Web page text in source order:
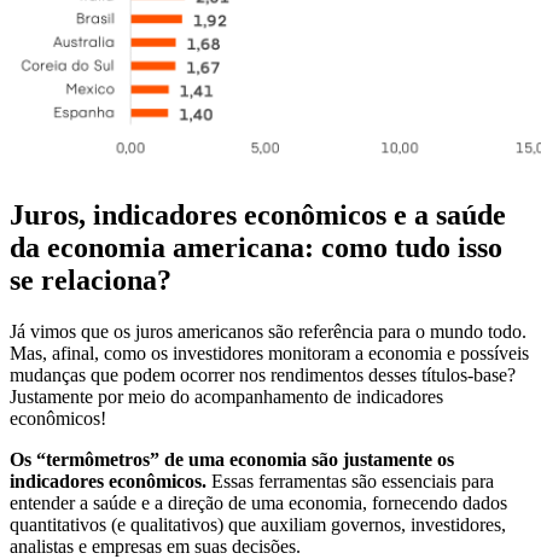
Juros, indicadores econômicos e a saúde
da economia americana: como tudo isso
se relaciona?
Já vimos que os juros americanos são referência para o mundo todo.
Mas, afinal, como os investidores monitoram a economia e possíveis
mudanças que podem ocorrer nos rendimentos desses títulos-base?
Justamente por meio do acompanhamento de indicadores
econômicos!
Os “termômetros” de uma economia são justamente os
indicadores econômicos. Essas ferramentas são essenciais para
entender a saúde e a direção de uma economia, fornecendo dados
quantitativos (e qualitativos) que auxiliam governos, investidores,
analistas e empresas em suas decisões.